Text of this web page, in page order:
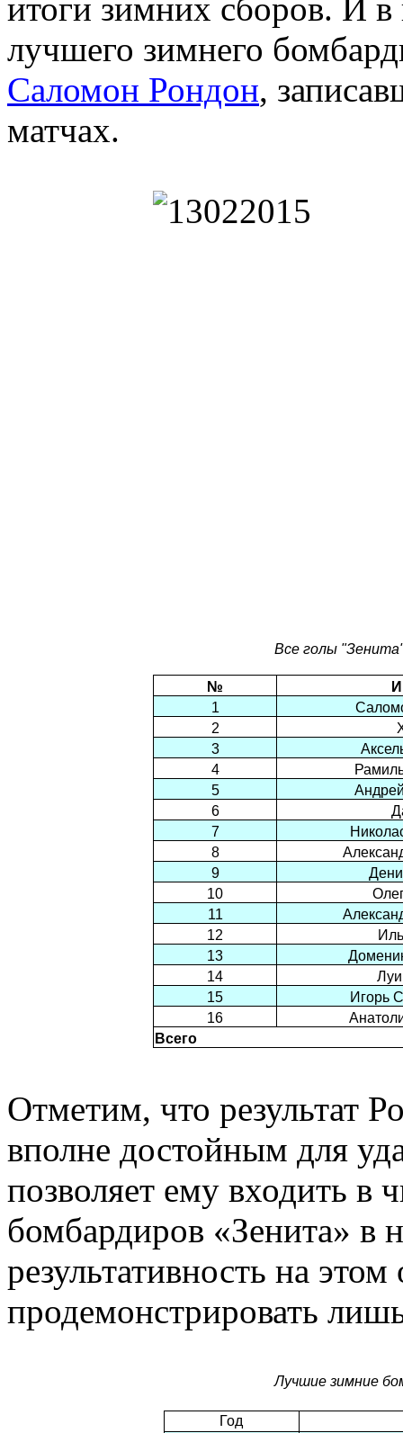
итоги зимних сборов. И в
лучшего зимнего
Саломон Рондон,
матчах.
Все голы "Зенита"
№
1
2
3
4
5
6
7
8
9
10
11
12
13
14
15
Игорь
16
Всего
Отметим, что результат
вполне достойным для
позволяет ему входить
бомбардиров «Зенита» в
результативность на этом
продемонстрировать
Лучшие зимние
Год